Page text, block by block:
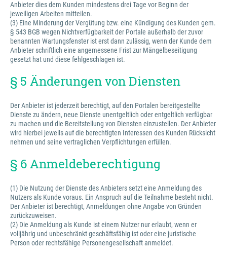
Anbieter dies dem Kunden mindestens drei Tage vor Beginn der
jeweiligen Arbeiten mitteilen.
(3) Eine Minderung der Vergütung bzw. eine Kündigung des Kunden gem.
§ 543 BGB wegen Nichtverfügbarkeit der Portale außerhalb der zuvor
benannten Wartungsfenster ist erst dann zulässig, wenn der Kunde dem
Anbieter schriftlich eine angemessene Frist zur Mängelbeseitigung
gesetzt hat und diese fehlgeschlagen ist.
§ 5 Änderungen von Diensten
Der Anbieter ist jederzeit berechtigt, auf den Portalen bereitgestellte
Dienste zu ändern, neue Dienste unentgeltlich oder entgeltlich verfügbar
zu machen und die Bereitstellung von Diensten einzustellen. Der Anbieter
wird hierbei jeweils auf die berechtigten Interessen des Kunden Rücksicht
nehmen und seine vertraglichen Verpflichtungen erfüllen.
§ 6 Anmeldeberechtigung
(1) Die Nutzung der Dienste des Anbieters setzt eine Anmeldung des
Nutzers als Kunde voraus. Ein Anspruch auf die Teilnahme besteht nicht.
Der Anbieter ist berechtigt, Anmeldungen ohne Angabe von Gründen
zurückzuweisen.
(2) Die Anmeldung als Kunde ist einem Nutzer nur erlaubt, wenn er
volljährig und unbeschränkt geschäftsfähig ist oder eine juristische
Person oder rechtsfähige Personengesellschaft anmeldet.